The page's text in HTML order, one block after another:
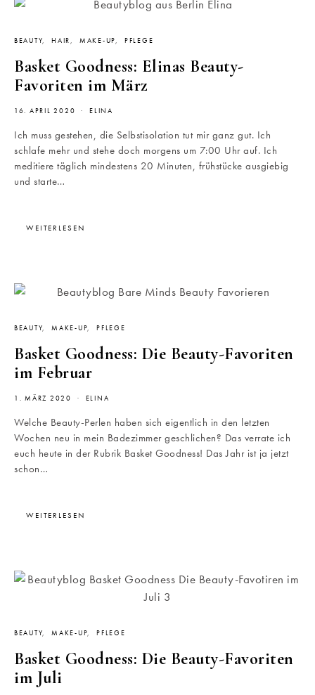
BEAUTY HAIR MAKE-UP PFLEGE
Basket Goodness: Elinas Beauty-
Favoriten im März
16. APRIL 2020 ELINA
Ich muss gestehen, die Selbstisolation tut mir ganz gut. Ich
schlafe mehr und stehe doch morgens um 7:00 Uhr auf. Ich
meditiere täglich mindestens 20 Minuten, frühstücke ausgiebig
und starte…
WEITERLESEN
BEAUTY MAKE-UP PFLEGE
Basket Goodness: Die Beauty-Favoriten
im Februar
1. MÄRZ 2020 ELINA
Welche Beauty-Perlen haben sich eigentlich in den letzten
Wochen neu in mein Badezimmer geschlichen? Das verrate ich
euch heute in der Rubrik Basket Goodness! Das Jahr ist ja jetzt
schon…
WEITERLESEN
BEAUTY MAKE-UP PFLEGE
Basket Goodness: Die Beauty-Favoriten
im Juli